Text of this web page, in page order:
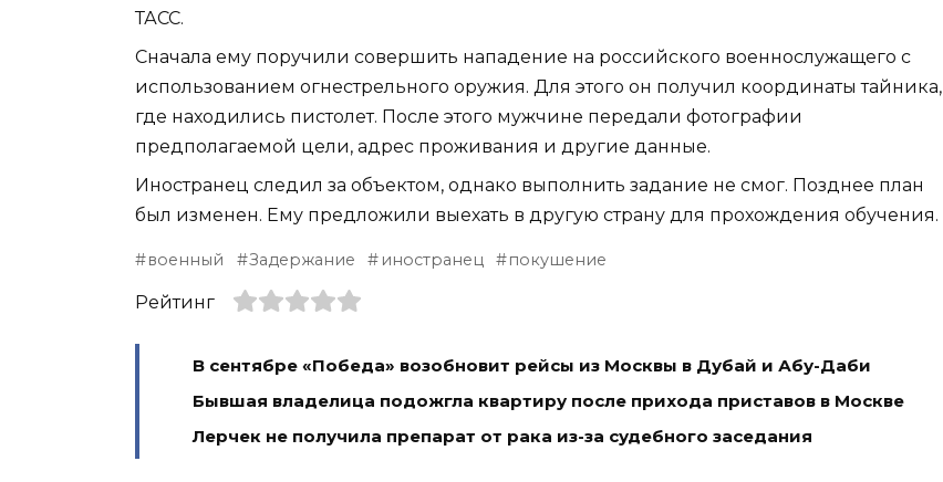
ТАСС.
Сначала ему поручили совершить нападение на российского военнослужащего с
использованием огнестрельного оружия. Для этого он получил координаты тайника,
где находились пистолет. После этого мужчине передали фотографии
предполагаемой цели, адрес проживания и другие данные.
Иностранец следил за объектом, однако выполнить задание не смог. Позднее план
был изменен. Ему предложили выехать в другую страну для прохождения обучения.
военный Задержание иностранец покушение
Рейтинг
В сентябре «Победа» возобновит рейсы из Москвы в Дубай и Абу-Даби
Бывшая владелица подожгла квартиру после прихода приставов в Москве
Лерчек не получила препарат от рака из-за судебного заседания